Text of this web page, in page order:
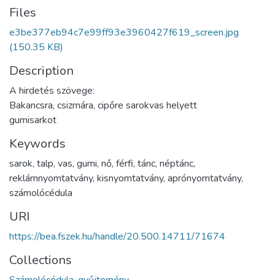
Files
e3be377eb94c7e99ff93e3960427f619_screen.jpg
(150.35 KB)
Description
A hirdetés szövege:
Bakancsra, csizmára, cipőre sarokvas helyett
gumisarkot
Keywords
sarok, talp, vas, gumi, nő, férfi, tánc, néptánc,
reklámnyomtatvány, kisnyomtatvány, aprónyomtatvány,
számolócédula
URI
https://bea.fszek.hu/handle/20.500.14711/71674
Collections